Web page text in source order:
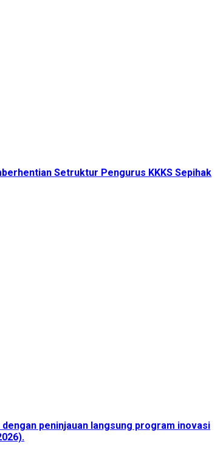
Setruktur Pengurus KKKS Sepihak
peninjauan langsung program inovasi